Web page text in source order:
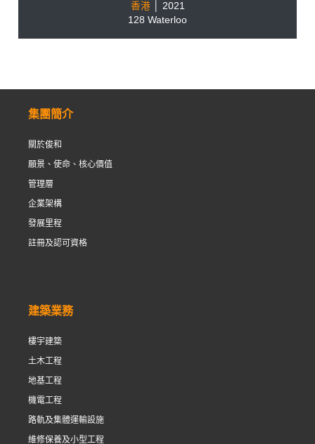
香港
│ 2021
128 Waterloo
集團簡介
關於俊和
願景、使命、核心價值
管理層
企業架構
發展里程
註冊及認可資格
建築業務
樓宇建築
土木工程
地基工程
機電工程
路軌及集體運輸設施
維修保養及小型工程